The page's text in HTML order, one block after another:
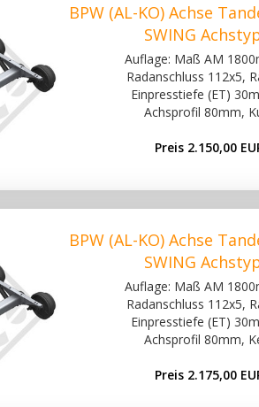
BPW (AL-KO) Achse
SWING
Auflage: Maß AM
Radanschluss 112x5,
Einpresstiefe (ET)
Achsprofil 80mm,
Preis 2.150,00
BPW (AL-KO) Achse
SWING
Auflage: Maß AM
Radanschluss 112x5,
Einpresstiefe (ET)
Achsprofil 80mm,
Preis 2.175,00